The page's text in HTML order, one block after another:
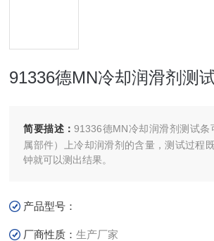
91336德MN冷却润滑剂测
简要描述：91336德MN冷却润滑剂测试条
属部件）上冷却润滑剂的含量，测试过程
钟就可以测出结果。
产品型号：
厂商性质：生产厂家